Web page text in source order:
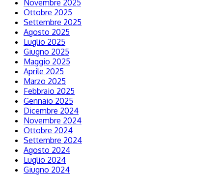
Novembre 2025
Ottobre 2025
Settembre 2025
Agosto 2025
Luglio 2025
Giugno 2025
Maggio 2025
Aprile 2025
Marzo 2025
Febbraio 2025
Gennaio 2025
Dicembre 2024
Novembre 2024
Ottobre 2024
Settembre 2024
Agosto 2024
Luglio 2024
Giugno 2024